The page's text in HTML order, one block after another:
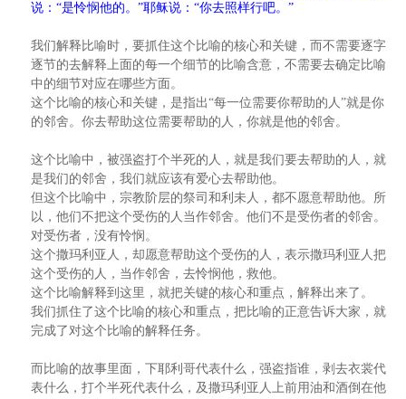
说：“是怜悯他的。”耶稣说：“你去照样行吧。”
我们解释比喻时，要抓住这个比喻的核心和关键，而不需要逐字
逐节的去解释上面的每一个细节的比喻含意，不需要去确定比喻
中的细节对应在哪些方面。
这个比喻的核心和关键，是指出“每一位需要你帮助的人”就是你
的邻舍。你去帮助这位需要帮助的人，你就是他的邻舍。
这个比喻中，被强盗打个半死的人，就是我们要去帮助的人，就
是我们的邻舍，我们就应该有爱心去帮助他。
但这个比喻中，宗教阶层的祭司和利未人，都不愿意帮助他。所
以，他们不把这个受伤的人当作邻舍。他们不是受伤者的邻舍。
对受伤者，没有怜悯。
这个撒玛利亚人，却愿意帮助这个受伤的人，表示撒玛利亚人把
这个受伤的人，当作邻舍，去怜悯他，救他。
这个比喻解释到这里，就把关键的核心和重点，解释出来了。
我们抓住了这个比喻的核心和重点，把比喻的正意告诉大家，就
完成了对这个比喻的解释任务。
而比喻的故事里面，下耶利哥代表什么，强盗指谁，剥去衣裳代
表什么，打个半死代表什么，及撒玛利亚人上前用油和酒倒在他